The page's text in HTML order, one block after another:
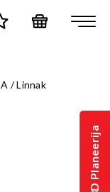
3D Planeerija
/Linnak